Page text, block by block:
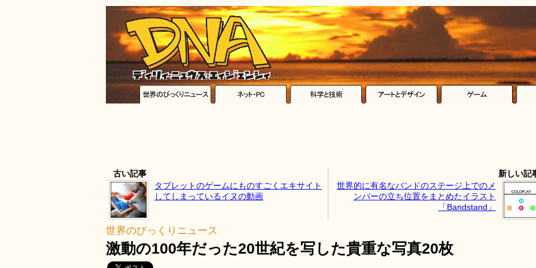
古い記事
タブレットのゲームにものすごくエキサイト
してしまっているイヌの動画
新しい記
世界的に有名なバンドのステージ上でのメ
ンバーの立ち位置をまとめたイラスト
「Bandstand」
世界のびっくりニュース
激動の100年だった20世紀を写した貴重な写真20枚